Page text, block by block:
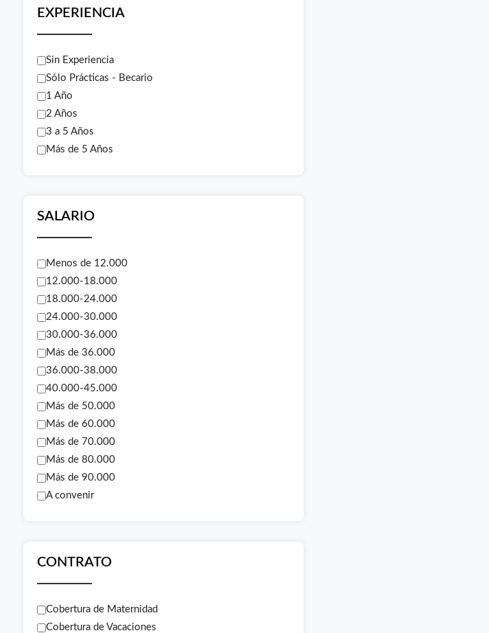
EXPERIENCIA
Sin Experiencia
Sólo Prácticas - Becario
1 Año
2 Años
3 a 5 Años
Más de 5 Años
SALARIO
Menos de 12.000
12.000-18.000
18.000-24.000
24.000-30.000
30.000-36.000
Más de 36.000
36.000-38.000
40.000-45.000
Más de 50.000
Más de 60.000
Más de 70.000
Más de 80.000
Más de 90.000
A convenir
CONTRATO
Cobertura de Maternidad
Cobertura de Vacaciones